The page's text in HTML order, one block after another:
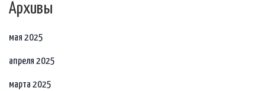
Архивы
мая 2025
апреля 2025
марта 2025